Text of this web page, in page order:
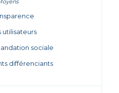
utilisateurs
sociale
différenciants